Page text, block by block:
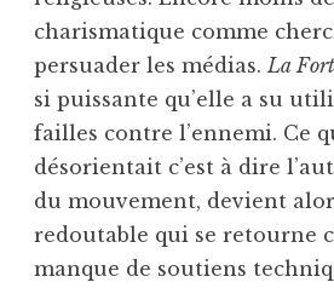
charismatique comme
persuader les médias. La
si puissante qu’elle a su
failles contre l’ennemi. Ce
désorientait c’est à dire
du mouvement, devient
redoutable qui se retourne
manque de soutiens